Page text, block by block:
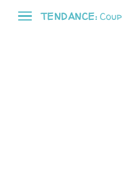
TENDANCE: